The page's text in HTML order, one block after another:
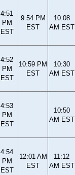
4:51
PM
EST
9:54 PM
EST
10:08
AM EST
4:52
PM
EST
10:59 PM
EST
10:30
AM EST
4:53
PM
EST
10:50
AM EST
4:54
PM
EST
12:01 AM
EST
11:12
AM EST